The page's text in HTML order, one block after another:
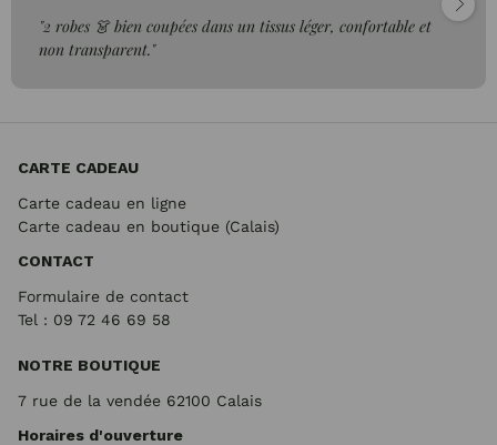
"2 robes 👗 bien coupées dans un tissus léger, confortable et
non transparent."
CARTE CADEAU
Carte cadeau en ligne
Carte cadeau en boutique (Calais)
CONTACT
Formulaire de contact
Tel : 09 72 46 69 58
NOTRE BOUTIQUE
7 rue de la vendée 62100 Calais
Horaires d'ouverture